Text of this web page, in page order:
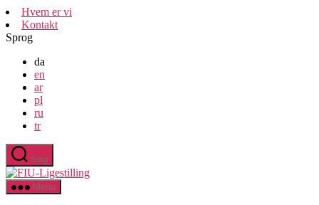
Spring
til
indholdet
Hvem er vi
Kontakt
Sprog
da
en
ar
pl
ru
tr
Søg
FIU-
Menu